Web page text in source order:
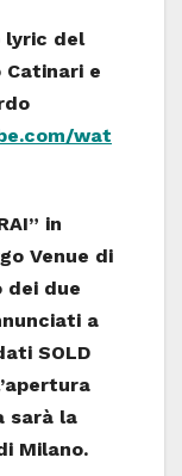
lyric del
Catinari e
wat
in
Venue di
dei due
a
SOLD
sarà la
Milano.